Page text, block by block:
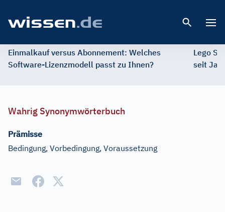
Einmalkauf versus Abonnement: Welches
Software-Lizenzmodell passt zu Ihnen?
Lego
seit
Wahrig Synonymwörterbuch
Prämisse
Bedingung, Vorbedingung, Voraussetzung